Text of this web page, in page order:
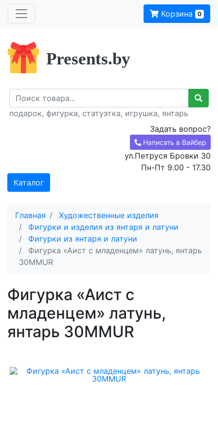
Корзина 0
Presents.by
подарок, фигурка, статуэтка, игрушка, янтарь
Задать вопрос?
Написать в Вайбер
ул.Петруся Бровки 30
Пн-Пт 9.00 - 17.30
Каталог
Главная
Художественные изделия
Фигурки и изделия из янтаря и латуни
Фигурки из янтаря и латуни
Фигурка «Аист с младенцем» латунь, янтарь
30MMUR
Фигурка «Аист с
младенцем» латунь,
янтарь 30MMUR